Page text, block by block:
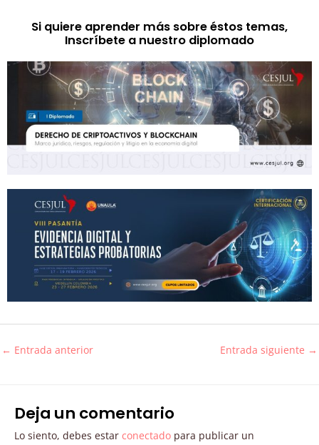
Si quiere aprender más sobre éstos temas,
Inscríbete a nuestro diplomado
← Entrada anterior Entrada siguiente →
Deja un comentario
Lo siento, debes estar conectado para publicar un